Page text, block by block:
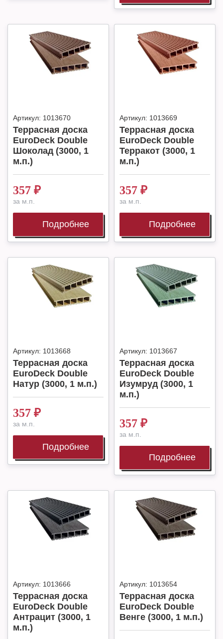
Артикул: 1013670
Террасная доска
EuroDeck Double
Шоколад (3000, 1
м.п.)
357 ₽
за м.п.
Подробнее
Артикул: 1013669
Террасная доска
EuroDeck Double
Терракот (3000, 1
м.п.)
357 ₽
за м.п.
Подробнее
Артикул: 1013668
Террасная доска
EuroDeck Double
Натур (3000, 1 м.п.)
357 ₽
за м.п.
Подробнее
Артикул: 1013667
Террасная доска
EuroDeck Double
Изумруд (3000, 1
м.п.)
357 ₽
за м.п.
Подробнее
Артикул: 1013666
Террасная доска
EuroDeck Double
Антрацит (3000, 1
м.п.)
Артикул: 1013654
Террасная доска
EuroDeck Double
Венге (3000, 1 м.п.)